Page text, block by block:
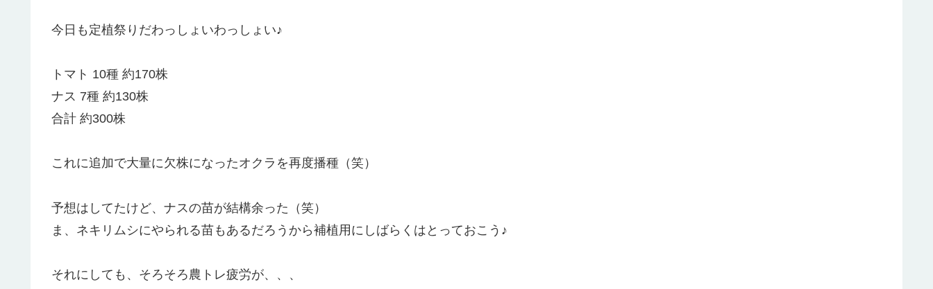
今日も定植祭りだわっしょいわっしょい♪
トマト 10種 約170株
ナス 7種 約130株
合計 約300株
これに追加で大量に欠株になったオクラを再度播種（笑）
予想はしてたけど、ナスの苗が結構余った（笑）
ま、ネキリムシにやられる苗もあるだろうから補植用にしばらくはとっておこう♪
それにしても、そろそろ農トレ疲労が、、、